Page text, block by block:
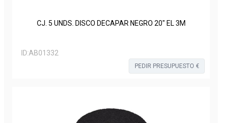
CJ. 5 UNDS. DISCO DECAPAR NEGRO 20" EL 3M
ID:AB01332
PEDIR PRESUPUESTO €